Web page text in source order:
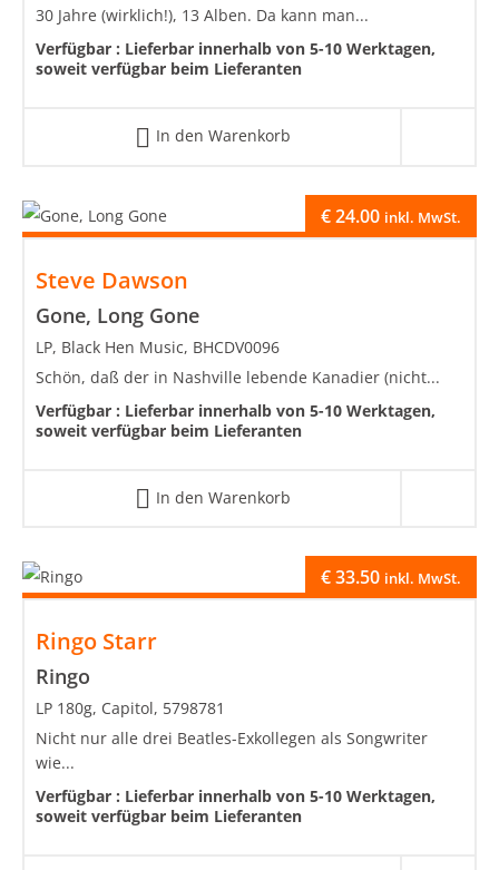
30 Jahre (wirklich!), 13 Alben. Da kann man...
Verfügbar : Lieferbar innerhalb von 5-10 Werktagen,
soweit verfügbar beim Lieferanten
In den Warenkorb
Steve Dawson
Gone, Long Gone
€24.00 inkl. MwSt.
LP, Black Hen Music, BHCDV0096
Schön, daß der in Nashville lebende Kanadier (nicht...
Verfügbar : Lieferbar innerhalb von 5-10 Werktagen,
soweit verfügbar beim Lieferanten
In den Warenkorb
Ringo Starr
Ringo
€33.50 inkl. MwSt.
LP 180g, Capitol, 5798781
Nicht nur alle drei Beatles-Exkollegen als Songwriter
wie...
Verfügbar : Lieferbar innerhalb von 5-10 Werktagen,
soweit verfügbar beim Lieferanten